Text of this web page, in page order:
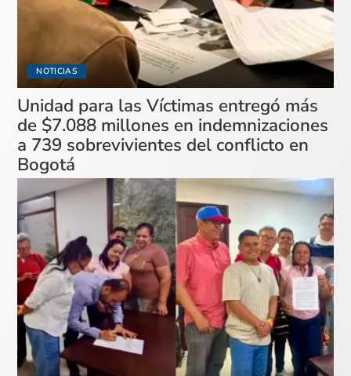
NOTICIAS
Unidad para las Víctimas entregó más
de $7.088 millones en indemnizaciones
a 739 sobrevivientes del conflicto en
Bogotá